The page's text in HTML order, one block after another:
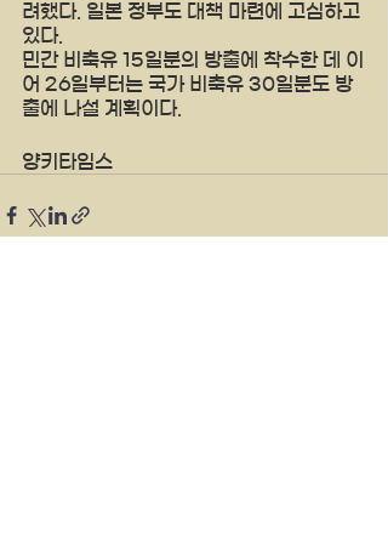
려했다. 일본 정부도 대책 마련에 고심하고
있다.
민간 비축유 15일분의 방출에 착수한 데 이
어 26일부터는 국가 비축유 30일분도 방
출에 나설 계획이다.
양키타임스